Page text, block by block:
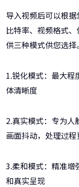
导入视频后可以根据
比特率、视频格式
供三种模式供您选择。
1.锐化模式：最大程
体清晰度
2.真实模式：专为人
画面抖动，处理过程
3.柔和模式：精准增
和真实呈现